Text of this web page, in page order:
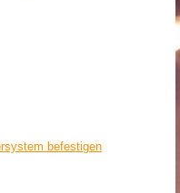
befestigen